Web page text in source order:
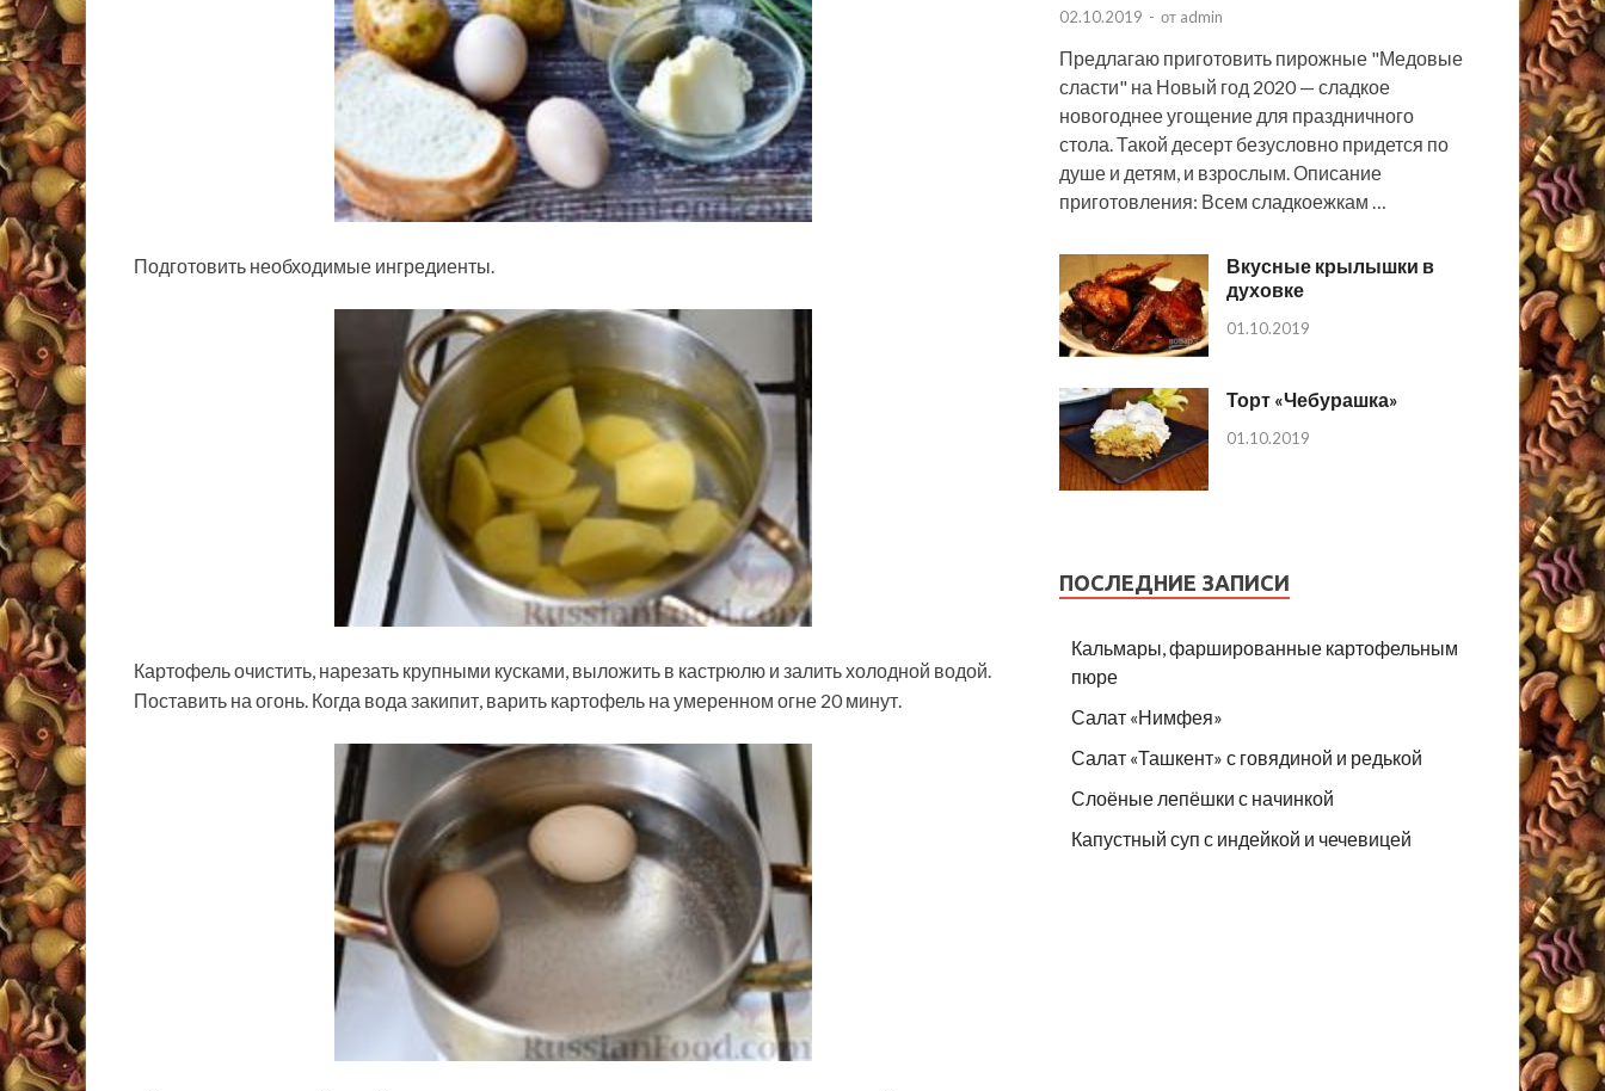
Подготовить необходимые ингредиенты.
Картофель очистить, нарезать крупными кусками, выложить в кастрюлю и залить холодной водой.
Поставить на огонь. Когда вода закипит, варить картофель на умеренном огне 20 минут.
02.10.2019 - от admin
Предлагаю приготовить пирожные "Медовые
сласти" на Новый год 2020 — сладкое
новогоднее угощение для праздничного
стола. Такой десерт безусловно придется по
душе и детям, и взрослым. Описание
приготовления: Всем сладкоежкам …
Вкусные крылышки в
духовке
01.10.2019
Торт «Чебурашка»
01.10.2019
ПОСЛЕДНИЕ ЗАПИСИ
Кальмары, фаршированные картофельным
пюре
Салат «Нимфея»
Салат «Ташкент» с говядиной и редькой
Слоёные лепёшки с начинкой
Капустный суп с индейкой и чечевицей